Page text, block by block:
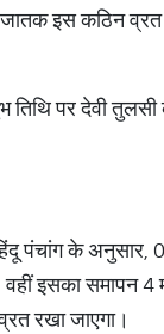
जातक इस कठिन
पर देवी तुलसी
पंचांग के अनुसार,
इसका समापन 4
रखा जाएगा।